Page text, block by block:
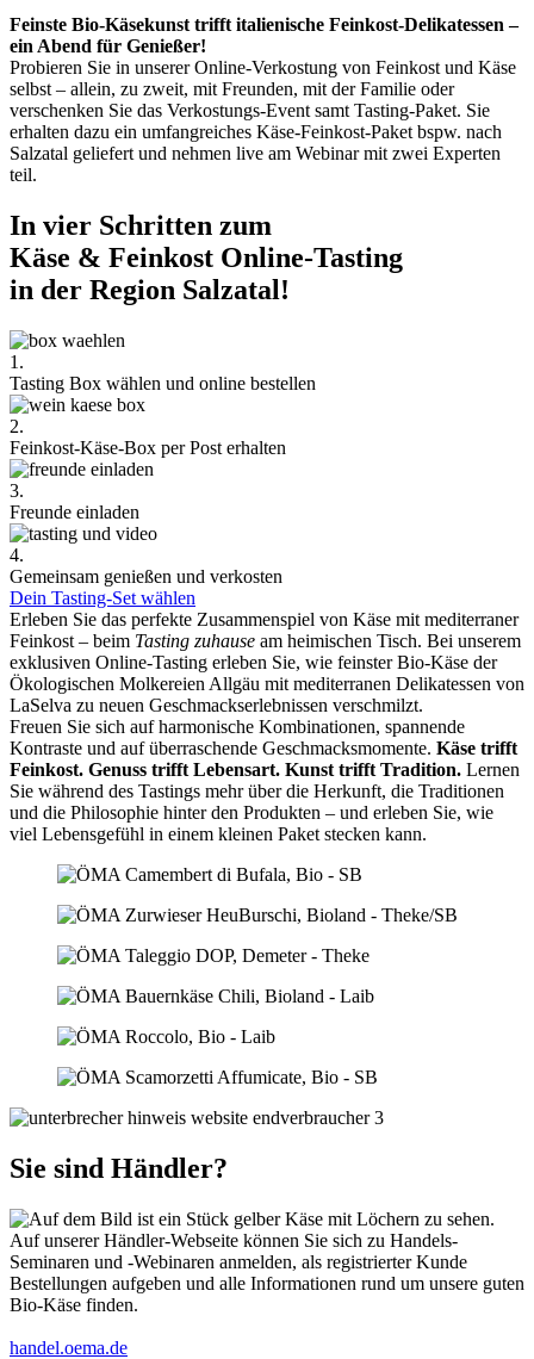
Feinste Bio-Käsekunst trifft italienische Feinkost-Delikatessen –
ein Abend für Genießer!
Probieren Sie in unserer Online-Verkostung von Feinkost und Käse
selbst – allein, zu zweit, mit Freunden, mit der Familie oder
verschenken Sie das Verkostungs-Event samt Tasting-Paket. Sie
erhalten dazu ein umfangreiches Käse-Feinkost-Paket bspw. nach
Salzatal geliefert und nehmen live am Webinar mit zwei Experten
teil.
In vier Schritten zum
Käse & Feinkost Online-Tasting
in der Region Salzatal!
1.
Tasting Box wählen und online bestellen
2.
Feinkost-Käse-Box per Post erhalten
3.
Freunde einladen
4.
Gemeinsam genießen und verkosten
Dein Tasting-Set wählen
Erleben Sie das perfekte Zusammenspiel von Käse mit mediterraner
Feinkost – beim Tasting zuhause am heimischen Tisch. Bei unserem
exklusiven Online-Tasting erleben Sie, wie feinster Bio-Käse der
Ökologischen Molkereien Allgäu mit mediterranen Delikatessen von
LaSelva zu neuen Geschmackserlebnissen verschmilzt.
Freuen Sie sich auf harmonische Kombinationen, spannende
Kontraste und auf überraschende Geschmacksmomente. Käse trifft
Feinkost. Genuss trifft Lebensart. Kunst trifft Tradition. Lernen
Sie während des Tastings mehr über die Herkunft, die Traditionen
und die Philosophie hinter den Produkten – und erleben Sie, wie
viel Lebensgefühl in einem kleinen Paket stecken kann.
Sie sind Händler?
Auf unserer Händler-Webseite können Sie sich zu Handels-
Seminaren und -Webinaren anmelden, als registrierter Kunde
Bestellungen aufgeben und alle Informationen rund um unsere guten
Bio-Käse finden.
handel.oema.de